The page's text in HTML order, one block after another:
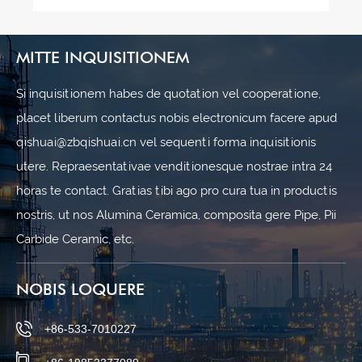
MITTE INQUISITIONEM
Si inquisitionem habes de quotation vel cooperatione,
placet liberum contactus nobis electronicum facere apud
qishuai@zbqishuai.cn vel sequenti forma inquisitionis
utere. Repraesentativae venditionesque nostrae intra 24
horas te contact. Gratias tibi ago pro cura tua in productis
nostris, ut nos Alumina Ceramica, composita gere Pipe, Pii
Carbide Ceramic, etc.
NOBIS LOQUERE
+86-533-7010227